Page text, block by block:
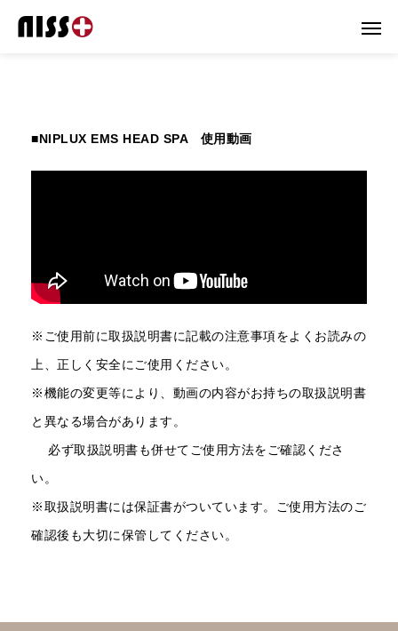
■NIPLUX EMS HEAD SPA 使用動画
※ご使用前に取扱説明書に記載の注意事項をよくお読みの
上、正しく安全にご使用ください。
※機能の変更等により、動画の内容がお持ちの取扱説明書
と異なる場合があります。
必ず取扱説明書も併せてご使用方法をご確認くださ
い。
※取扱説明書には保証書がついています。ご使用方法のご
確認後も大切に保管してください。